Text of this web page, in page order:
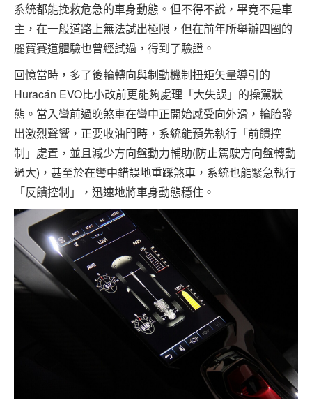
系統都能挽救危急的車身動態。但不得不說，畢竟不是車
主，在一般道路上無法試出極限，但在前年所舉辦四圈的
麗寶賽道體驗也曾經試過，得到了驗證。
回憶當時，多了後輪轉向與制動機制扭矩矢量導引的
Huracán EVO比小改前更能夠處理「大失誤」的操駕狀
態。當入彎前過晚煞車在彎中正開始感受向外滑，輪胎發
出激烈聲響，正要收油門時，系統能預先執行「前饋控
制」處置，並且減少方向盤動力輔助(防止駕駛方向盤轉動
過大)，甚至於在彎中錯誤地重踩煞車，系統也能緊急執行
「反饋控制」，迅速地將車身動態穩住。